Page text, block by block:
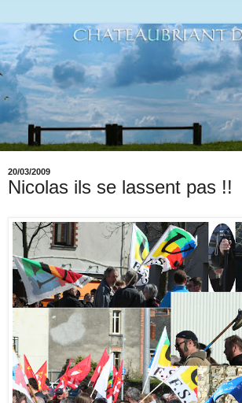
20/03/2009
Nicolas ils se lassent pas !!